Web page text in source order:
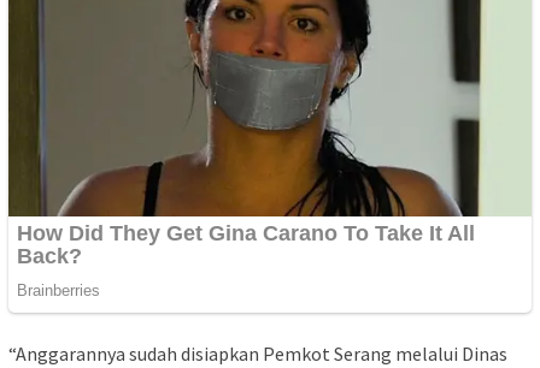
“Anggarannya sudah disiapkan Pemkot Serang melalui Dinas